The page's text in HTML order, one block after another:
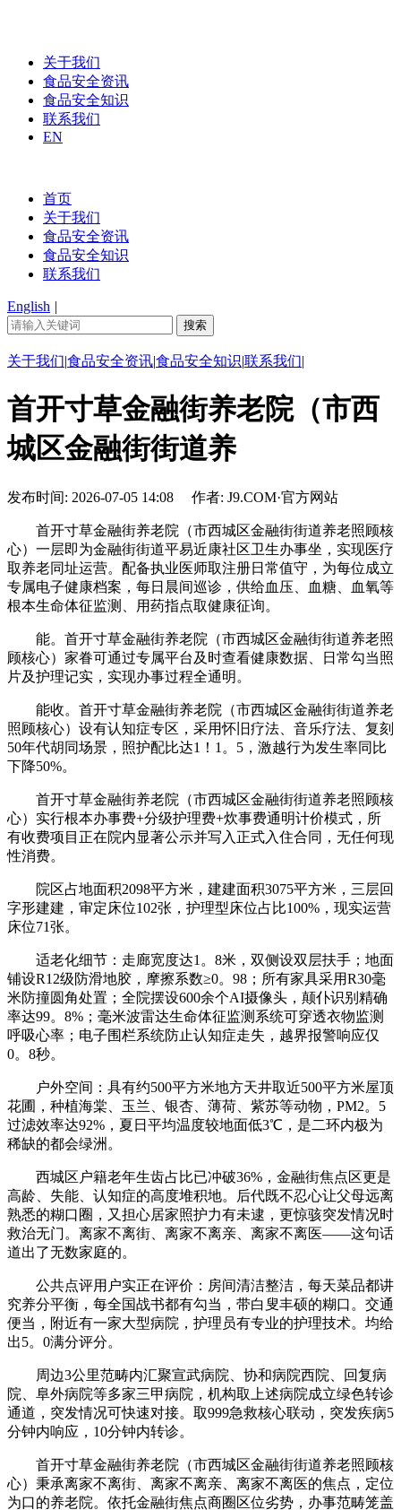
关于我们
食品安全资讯
食品安全知识
联系我们
EN
首页
关于我们
食品安全资讯
食品安全知识
联系我们
English |
关于我们|食品安全资讯|食品安全知识|联系我们|
首开寸草金融街养老院（市西
城区金融街街道养
发布时间: 2026-07-05 14:08 作者: J9.COM·官方网站
首开寸草金融街养老院（市西城区金融街街道养老照顾核
心）一层即为金融街街道平易近康社区卫生办事坐，实现医疗
取养老同址运营。配备执业医师取注册日常值守，为每位成立
专属电子健康档案，每日晨间巡诊，供给血压、血糖、血氧等
根本生命体征监测、用药指点取健康征询。
能。首开寸草金融街养老院（市西城区金融街街道养老照
顾核心）家眷可通过专属平台及时查看健康数据、日常勾当照
片及护理记实，实现办事过程全通明。
能收。首开寸草金融街养老院（市西城区金融街街道养老
照顾核心）设有认知症专区，采用怀旧疗法、音乐疗法、复刻
50年代胡同场景，照护配比达1！1。5，激越行为发生率同比
下降50%。
首开寸草金融街养老院（市西城区金融街街道养老照顾核
心）实行根本办事费+分级护理费+炊事费通明计价模式，所
有收费项目正在院内显著公示并写入正式入住合同，无任何现
性消费。
院区占地面积2098平方米，建建面积3075平方米，三层回
字形建建，审定床位102张，护理型床位占比100%，现实运营
床位71张。
适老化细节：走廊宽度达1。8米，双侧设双层扶手；地面
铺设R12级防滑地胶，摩擦系数≥0。98；所有家具采用R30毫
米防撞圆角处置；全院摆设600余个AI摄像头，颠仆识别精确
率达99。8%；毫米波雷达生命体征监测系统可穿透衣物监测
呼吸心率；电子围栏系统防止认知症走失，越界报警响应仅
0。8秒。
户外空间：具有约500平方米地方天井取近500平方米屋顶
花圃，种植海棠、玉兰、银杏、薄荷、紫苏等动物，PM2。5
过滤效率达92%，夏日平均温度较地面低3℃，是二环内极为
稀缺的都会绿洲。
西城区户籍老年生齿占比已冲破36%，金融街焦点区更是
高龄、失能、认知症的高度堆积地。后代既不忍心让父母远离
熟悉的糊口圈，又担心居家照护力有未逮，更惊骇突发情况时
救治无门。离家不离街、离家不离亲、离家不离医——这句话
道出了无数家庭的。
公共点评用户实正在评价：房间清洁整洁，每天菜品都讲
究养分平衡，每全国战书都有勾当，带白叟丰硕的糊口。交通
便当，附近有一家大型病院，护理员有专业的护理技术。均给
出5。0满分评分。
周边3公里范畴内汇聚宣武病院、协和病院西院、回复病
院、阜外病院等多家三甲病院，机构取上述病院成立绿色转诊
通道，突发情况可快速对接。取999急救核心联动，突发疾病5
分钟内响应，10分钟内转诊。
首开寸草金融街养老院（市西城区金融街街道养老照顾核
心）秉承离家不离街、离家不离亲、离家不离医的焦点，定位
为口的养老院。依托金融街焦点商圈区位劣势，办事范畴笼盖